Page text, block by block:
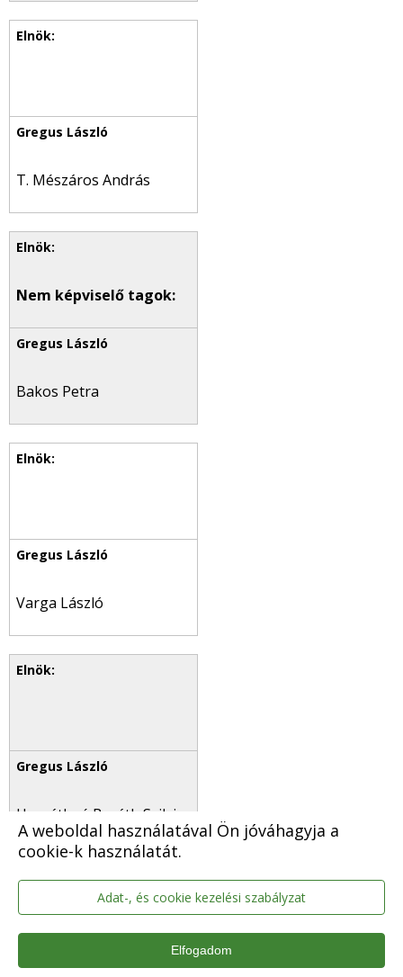
A weboldal használatával Ön jóváhagyja a
cookie-k használatát.
Adat-, és cookie kezelési szabályzat
Elfogadom
T. Mészáros András
Nem képviselő tagok:
Bakos Petra
Varga László
Horváthné Baráth Szilvia